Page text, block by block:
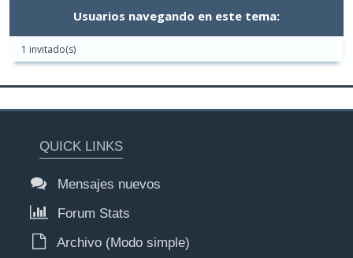
Usuarios navegando en este tema:
1 invitado(s)
QUICK LINKS
Mensajes nuevos
Forum Stats
Archivo (Modo simple)